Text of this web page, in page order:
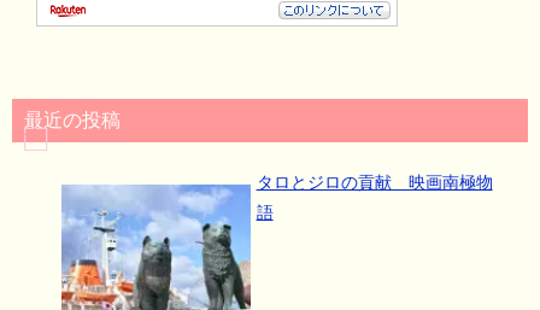
最近の投稿
タロとジロの貢献 映画南極物
語